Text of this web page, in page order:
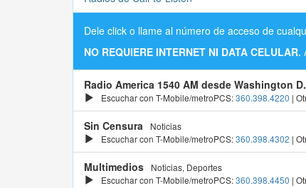
Dele click o llame al número de acceso de
NO REQUIERE INTERNET NI DATA CELULAR.
Radio America 1540 AM desde Washington
Escuchar con T-Mobile/metroPCS:360.398.4220 |
Sin Censura
Noticias
Escuchar con T-Mobile/metroPCS:360.398.4302 |
Multimedios
Noticias, Deportes
Escuchar con T-Mobile/metroPCS:360.398.4450 |